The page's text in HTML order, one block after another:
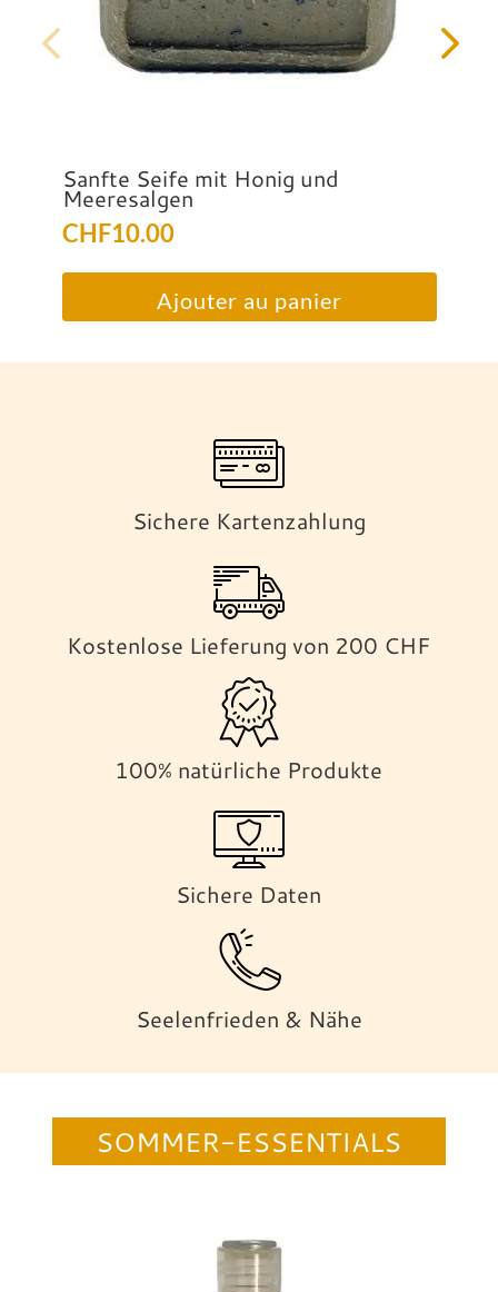
Sanfte Seife mit Honig und
Meeresalgen
CHF10.00
Ajouter au panier
Sichere Kartenzahlung
Kostenlose Lieferung von 200 CHF
100% natürliche Produkte
Sichere Daten
Seelenfrieden & Nähe
SOMMER-ESSENTIALS